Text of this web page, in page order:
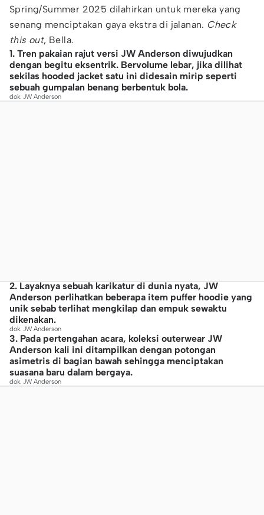
Spring/Summer 2025 dilahirkan untuk mereka yang
senang menciptakan gaya ekstra di jalanan. Check
this out, Bella.
1. Tren pakaian rajut versi JW Anderson diwujudkan
dengan begitu eksentrik. Bervolume lebar, jika dilihat
sekilas hooded jacket satu ini didesain mirip seperti
sebuah gumpalan benang berbentuk bola.
dok. JW Anderson
2. Layaknya sebuah karikatur di dunia nyata, JW
Anderson perlihatkan beberapa item puffer hoodie yang
unik sebab terlihat mengkilap dan empuk sewaktu
dikenakan.
dok. JW Anderson
3. Pada pertengahan acara, koleksi outerwear JW
Anderson kali ini ditampilkan dengan potongan
asimetris di bagian bawah sehingga menciptakan
suasana baru dalam bergaya.
dok. JW Anderson